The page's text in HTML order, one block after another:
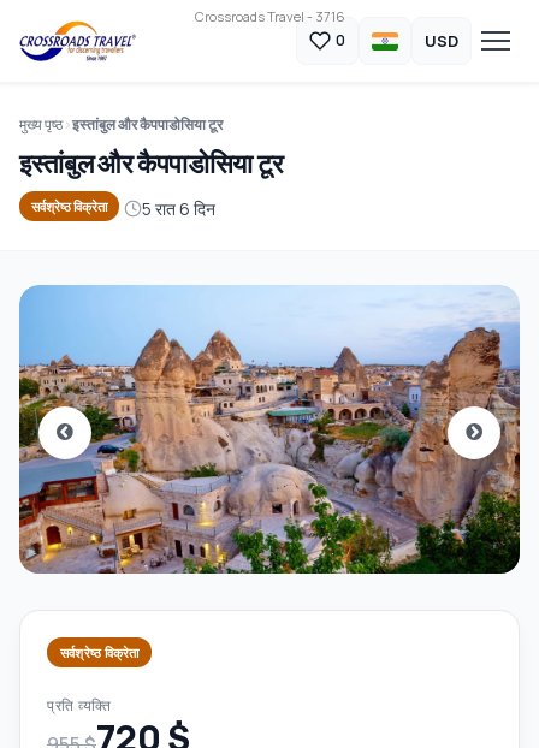
Crossroads Travel - 3716
0 USD
मुख्य पृष्ठ इस्तांबुल और कैपपाडोसिया टूर
इस्तांबुल और कैपपाडोसिया टूर
सर्वश्रेष्ठ विक्रेता 5 रात 6 दिन
सर्वश्रेष्ठ विक्रेता
प्रति व्यक्ति
720 $